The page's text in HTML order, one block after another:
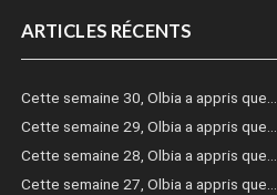
ARTICLES RÉCENTS
Cette semaine 30, Olbia a appris que…
Cette semaine 29, Olbia a appris que…
Cette semaine 28, Olbia a appris que…
Cette semaine 27, Olbia a appris que…